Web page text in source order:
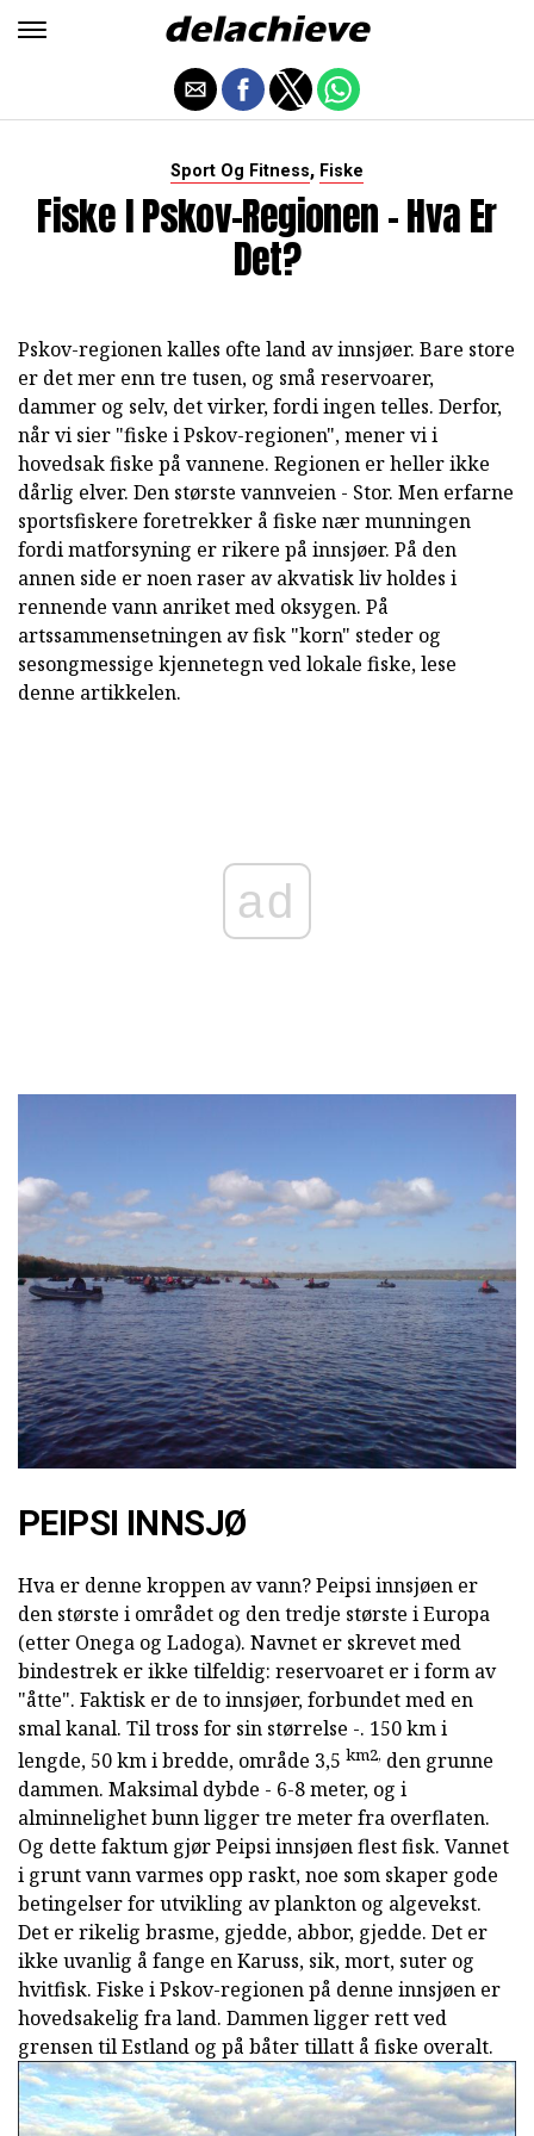
Sport Og Fitness, Fiske
Fiske I Pskov-Regionen - Hva Er
Det?
Pskov-regionen kalles ofte land av innsjøer. Bare store
er det mer enn tre tusen, og små reservoarer,
dammer og selv, det virker, fordi ingen telles. Derfor,
når vi sier "fiske i Pskov-regionen", mener vi i
hovedsak fiske på vannene. Regionen er heller ikke
dårlig elver. Den største vannveien - Stor. Men erfarne
sportsfiskere foretrekker å fiske nær munningen
fordi matforsyning er rikere på innsjøer. På den
annen side er noen raser av akvatisk liv holdes i
rennende vann anriket med oksygen. På
artssammensetningen av fisk "korn" steder og
sesongmessige kjennetegn ved lokale fiske, lese
denne artikkelen.
ad
PEIPSI INNSJØ
Hva er denne kroppen av vann? Peipsi innsjøen er
den største i området og den tredje største i Europa
(etter Onega og Ladoga). Navnet er skrevet med
bindestrek er ikke tilfeldig: reservoaret er i form av
"åtte". Faktisk er de to innsjøer, forbundet med en
smal kanal. Til tross for sin størrelse -. 150 km i
lengde, 50 km i bredde, område 3,5 km2, den grunne
dammen. Maksimal dybde - 6-8 meter, og i
alminnelighet bunn ligger tre meter fra overflaten.
Og dette faktum gjør Peipsi innsjøen flest fisk. Vannet
i grunt vann varmes opp raskt, noe som skaper gode
betingelser for utvikling av plankton og algevekst.
Det er rikelig brasme, gjedde, abbor, gjedde. Det er
ikke uvanlig å fange en Karuss, sik, mort, suter og
hvitfisk. Fiske i Pskov-regionen på denne innsjøen er
hovedsakelig fra land. Dammen ligger rett ved
grensen til Estland og på båter tillatt å fiske overalt.